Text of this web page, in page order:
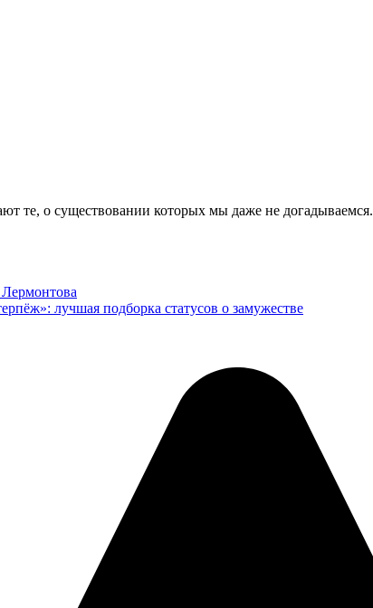
те, о существовании которых мы даже не догадываемся.
лучшая подборка статусов о замужестве